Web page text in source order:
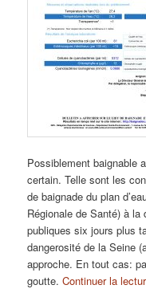
Possiblement baignable
certain. Telle sont les
de baignade du plan
Régionale de Santé) à
publiques six jours plus
dangerosité de la Seine
approche. En tout cas:
goutte.Continuer la